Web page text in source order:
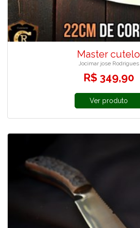
Master cutelo
Jocimar jose Rodrigues
R$ 349,90
Ver produto